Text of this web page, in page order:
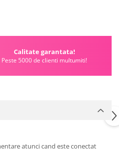
Calitate garantata!
Peste 5000 de clienti multumiti!
atunci cand este conectat